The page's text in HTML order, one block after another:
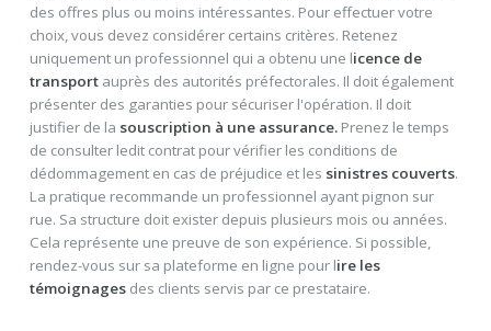
des offres plus ou moins intéressantes. Pour effectuer votre
choix, vous devez considérer certains critères. Retenez
uniquement un professionnel qui a obtenu une licence de
transportauprès des autorités préfectorales. Il doit également
présenter des garanties pour sécuriser l'opération. Il doit
justifier de la souscription à une assurance.Prenez le temps
de consulter ledit contrat pour vérifier les conditions de
dédommagement en cas de préjudice et les sinistres couverts.
La pratique recommande un professionnel ayant pignon sur
rue. Sa structure doit exister depuis plusieurs mois ou années.
Cela représente une preuve de son expérience. Si possible,
rendez-vous sur sa plateforme en ligne pour lire les
témoignagesdes clients servis par ce prestataire.